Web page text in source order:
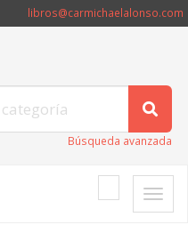
libros@carmichaelalonso.com
Búsqueda avanzada
Toggle